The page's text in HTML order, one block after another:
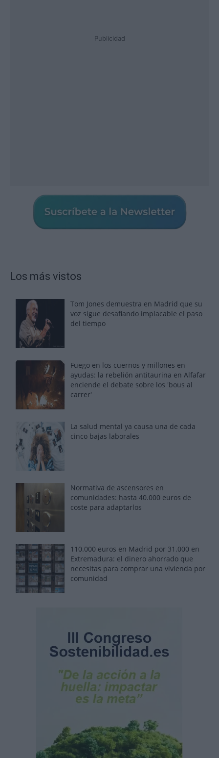
Publicidad
Los más vistos
Tom Jones demuestra en Madrid que su
voz sigue desafiando implacable el paso
del tiempo
Fuego en los cuernos y millones en
ayudas: la rebelión antitaurina en Alfafar
enciende el debate sobre los 'bous al
carrer'
La salud mental ya causa una de cada
cinco bajas laborales
Normativa de ascensores en
comunidades: hasta 40.000 euros de
coste para adaptarlos
110.000 euros en Madrid por 31.000 en
Extremadura: el dinero ahorrado que
necesitas para comprar una vivienda por
comunidad